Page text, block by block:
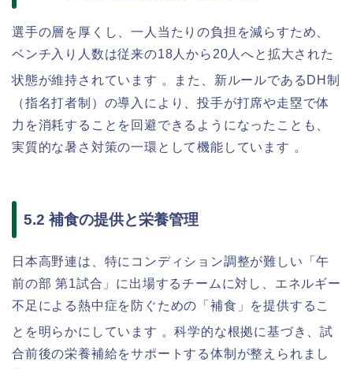
選手の層を厚くし、一人当たりの負担を減らすため、
ベンチ入り人数は従来の18人から20人へと拡大された
状態が維持されています 。また、新ルールであるDH制
（指名打者制）の導入により、投手が打席や走塁で体
力を消耗することを回避できるようになったことも、
実質的な暑さ対策の一環として機能しています 。
5.2 補食の提供と栄養管理
日本高野連は、特にコンディション調整が難しい「午
前の部 第1試合」に出場するチームに対し、エネルギー
不足による熱中症を防ぐための「補食」を提供するこ
とを明らかにしています 。科学的な根拠に基づき、試
合前後の栄養補給をサポートする体制が整えられまし